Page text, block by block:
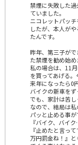
禁煙に失敗した
ていました。
ニコレットパッ
したが、本人が
たんです。
昨年、第三子が
た禁煙を勧め始め
私の場合は、11
を買ってあげる。
来年になったら0
バイクの新車を
でも、家計は苦し
なので、結局は
パッと止める事が
『バイク、バイ
『止めたと言っ
万円罰金ね！』